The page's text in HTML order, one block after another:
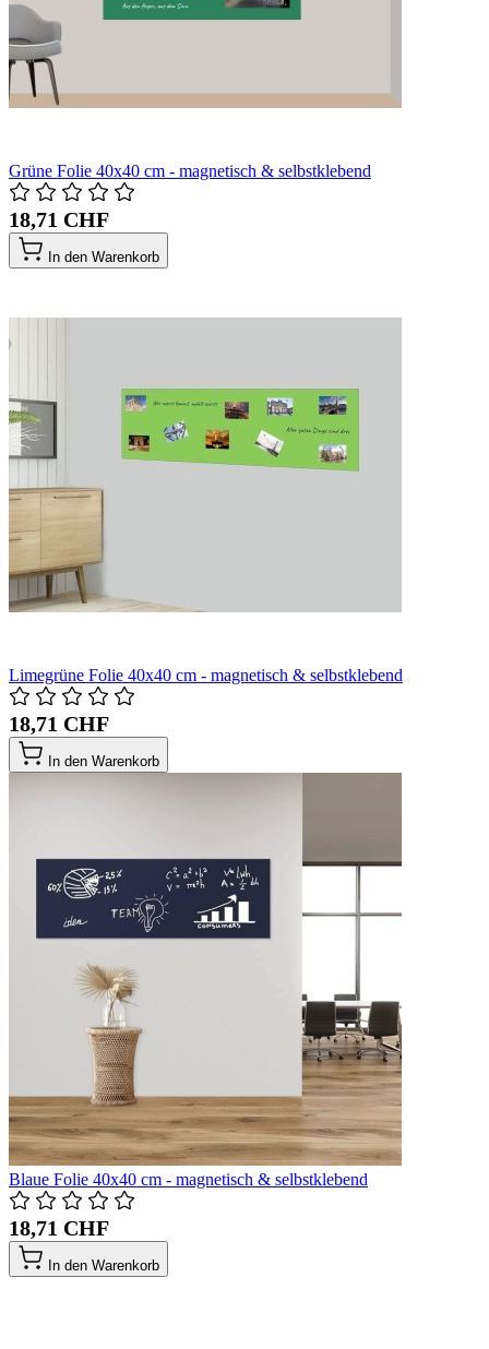
Grüne Folie 40x40 cm - magnetisch & selbstklebend
18,71 CHF
In den Warenkorb
Limegrüne Folie 40x40 cm - magnetisch & selbstklebend
18,71 CHF
In den Warenkorb
Blaue Folie 40x40 cm - magnetisch & selbstklebend
18,71 CHF
In den Warenkorb